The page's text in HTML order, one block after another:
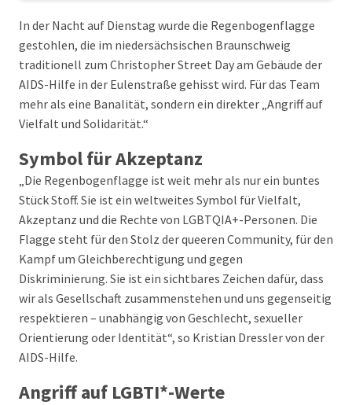
In der Nacht auf Dienstag wurde die Regenbogenflagge
gestohlen, die im niedersächsischen Braunschweig
traditionell zum Christopher Street Day am Gebäude der
AIDS-Hilfe in der Eulenstraße gehisst wird. Für das Team
mehr als eine Banalität, sondern ein direkter „Angriff auf
Vielfalt und Solidarität.“
Symbol für Akzeptanz
„Die Regenbogenflagge ist weit mehr als nur ein buntes
Stück Stoff. Sie ist ein weltweites Symbol für Vielfalt,
Akzeptanz und die Rechte von LGBTQIA+-Personen. Die
Flagge steht für den Stolz der queeren Community, für den
Kampf um Gleichberechtigung und gegen
Diskriminierung. Sie ist ein sichtbares Zeichen dafür, dass
wir als Gesellschaft zusammenstehen und uns gegenseitig
respektieren – unabhängig von Geschlecht, sexueller
Orientierung oder Identität“, so Kristian Dressler von der
AIDS-Hilfe.
Angriff auf LGBTI*-Werte